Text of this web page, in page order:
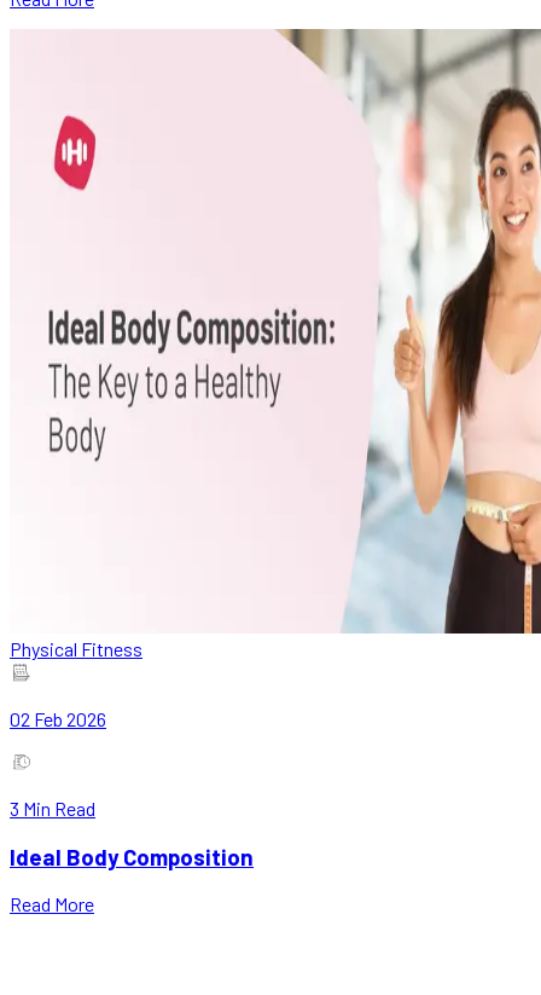
Physical Fitness
02 Feb 2026
3 Min Read
Ideal Body Composition
Read More